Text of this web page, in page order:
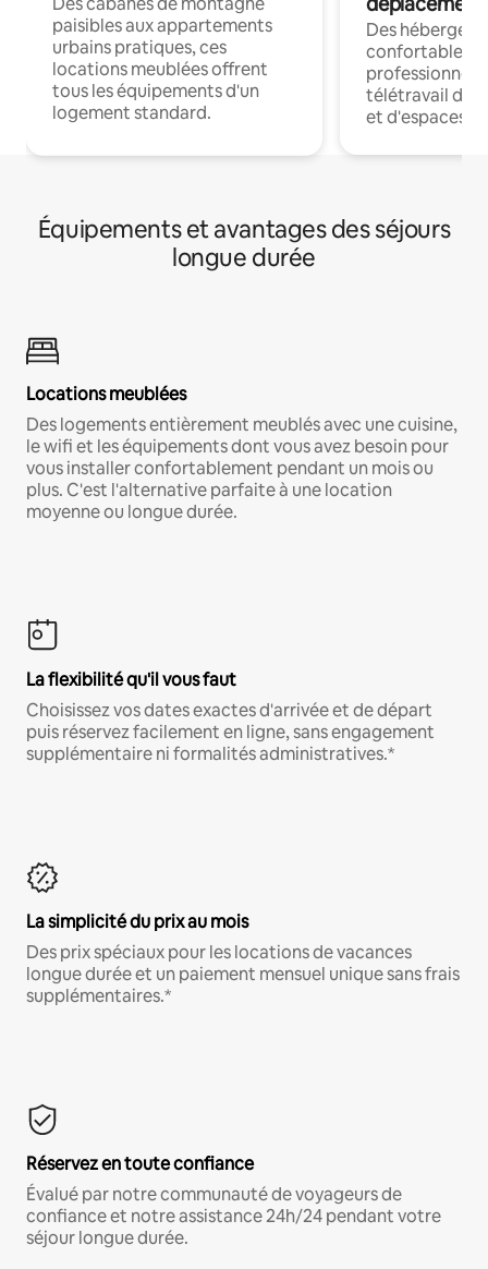
paisibles aux appartements
urbains pratiques, ces
locations meublées offrent
tous les équipements d'un
logement standard.
Des
confortables
professionnels
télétravail
et d'espaces
Équipements et avantages des séjours
longue durée
Locations meublées
Des logements entièrement meublés avec une cuisine,
le wifi et les équipements dont vous avez besoin pour
vous installer confortablement pendant un mois ou
plus. C'est l'alternative parfaite à une location
moyenne ou longue durée.
La flexibilité qu'il vous faut
Choisissez vos dates exactes d'arrivée et de départ
puis réservez facilement en ligne, sans engagement
supplémentaire ni formalités administratives.*
La simplicité du prix au mois
Des prix spéciaux pour les locations de vacances
longue durée et un paiement mensuel unique sans frais
supplémentaires.*
Réservez en toute confiance
Évalué par notre communauté de voyageurs de
confiance et notre assistance 24h/24 pendant votre
séjour longue durée.